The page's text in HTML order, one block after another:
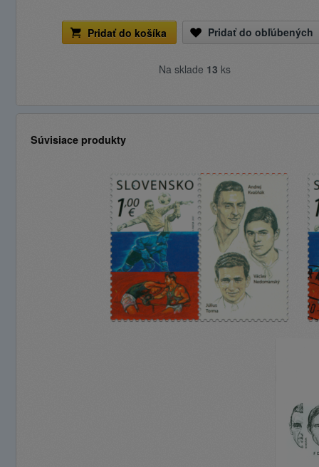
Pridať do košíka Pridať do obľúbených
Na sklade 13 ks
Súvisiace produkty